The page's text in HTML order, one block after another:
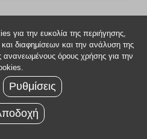
για την ευκολία της περιήγησης,
διαφημίσεων και την ανάλυση της
ανανεωμένους όρους χρήσης για την
Ρυθμίσεις